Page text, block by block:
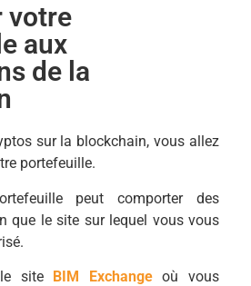
votre
aux
de la
sur la blockchain, vous allez
portefeuille.
peut comporter des
que le site sur lequel vous vous
siteBIM Exchangeoù vous